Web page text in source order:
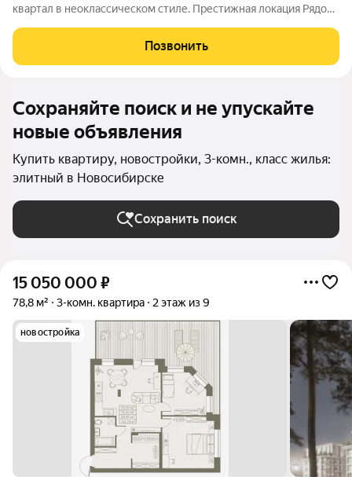
квартал в неоклассическом стиле. Престижная локация Рядом
города. Неоклассика Современный, элегантных классический
архитектурный стиль. Клубный
Позвонить
Сохраняйте поиск и не упускайте
новые объявления
Купить квартиру, новостройки, 3-комн., класс жилья:
элитный в Новосибирске
Сохранить поиск
15 050 000 ₽
78,8 м² 3-комн. квартира 2 этаж из 9
новостройка